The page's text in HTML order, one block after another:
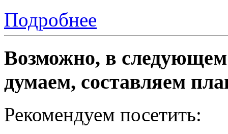
Подробнее
Возможно, в следующем
думаем, составляем
Рекомендуем посетить: